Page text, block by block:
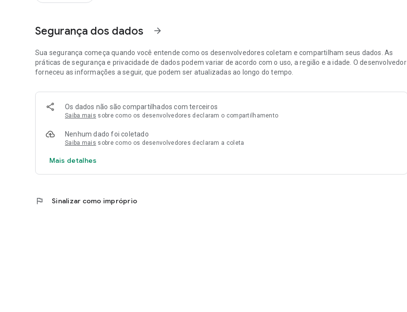
Segurança dos dados arrow_forward
Sua segurança começa quando você entende como os desenvolvedores coletam e compartilham seus dados. As
práticas de segurança e privacidade de dados podem variar de acordo com o uso, a região e a idade. O desenvolvedor
forneceu as informações a seguir, que podem ser atualizadas ao longo do tempo.
Os dados não são compartilhados com terceiros
Saiba mais sobre como os desenvolvedores declaram o compartilhamento
Nenhum dado foi coletado
Saiba mais sobre como os desenvolvedores declaram a coleta
Mais detalhes
flag Sinalizar como impróprio